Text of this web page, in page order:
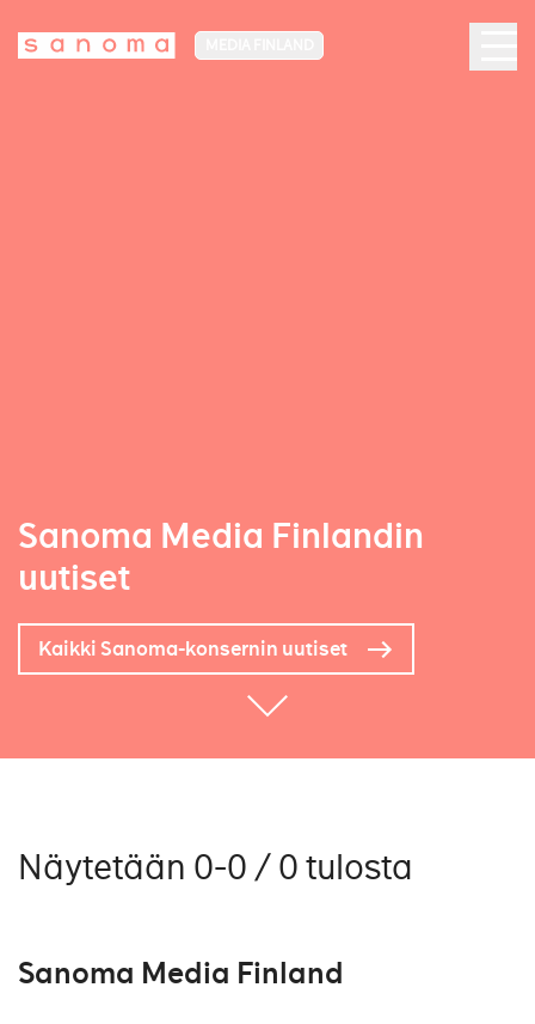
Sanoma Media Finlandin
uutiset
Kaikki Sanoma-konsernin uutiset
Näytetään 0-0 / 0 tulosta
Sanoma Media Finland